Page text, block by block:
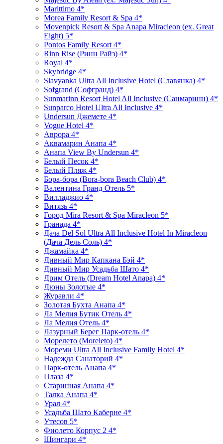
Marittimo 4*
Morea Family Resort & Spa 4*
Movenpick Resort & Spa Anapa Miracleon (ex. Great
Eight) 5*
Pontos Family Resort 4*
Rinn Rise (Ринн Райз) 4*
Royal 4*
Skybridge 4*
Slavyanka Ultra All Inclusive Hotel (Славянка) 4*
Sofgrand (Софгранд) 4*
Sunmarinn Resort Hotel All Inclusive (Санмаринн) 4*
Sunparco Hotel Ultra All Inclusive 4*
Undersun Джемете 4*
Vogue Hotel 4*
Аврора 4*
Аквамарин Анапа 4*
Анапа View By Undersun 4*
Белый Песок 4*
Белый Пляж 4*
Бора-бора (Bora-bora Beach Club) 4*
Валентина Гранд Отель 5*
Вилладжио 4*
Витязь 4*
Город Mira Resort & Spa Miracleon 5*
Гранада 4*
Дача Del Sol Ultra All Inclusive Hotel In Miracleon
(Дача Дель Соль) 4*
Джамайка 4*
Дивный Мир Капкана Бэй 4*
Дивный Мир Усадьба Шато 4*
Дрим Отель (Dream Hotel Anapa) 4*
Дюны Золотые 4*
Журавли 4*
Золотая Бухта Анапа 4*
Ла Мелия Бутик Отель 4*
Ла Мелия Отель 4*
Лазурный Берег Парк-отель 4*
Морелето (Moreleto) 4*
Мореми Ultra All Inclusive Family Hotel 4*
Надежда Санаторий 4*
Парк-отель Анапа 4*
Плаза 4*
Старинная Анапа 4*
Талка Анапа 4*
Урал 4*
Усадьба Шато Каберне 4*
Утесов 5*
Фиолето Корпус 2 4*
Шингари 4*